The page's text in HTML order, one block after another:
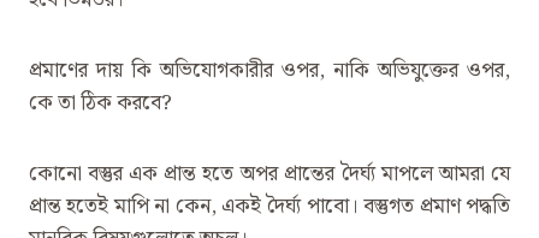
প্রমাণের দায় কি অভিযোগকারীর ওপর, নাকি অভিযুক্তের ওপর,
কে তা ঠিক করবে?
কোনো বস্তুর এক প্রান্ত হতে অপর প্রান্তের দৈর্ঘ্য মাপলে আমরা যে
প্রান্ত হতেই মাপি না কেন, একই দৈর্ঘ্য পাবো। বস্তুগত প্রমাণ পদ্ধতি